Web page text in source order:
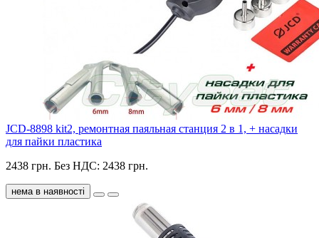
JCD-8898 kit2, ремонтная паяльная станция 2 в 1, + насадки
для пайки пластика
2438 грн. Без НДС: 2438 грн.
нема в наявності